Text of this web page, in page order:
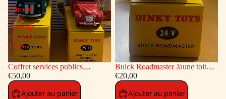
Citroen
2CV
incendie
Dinky
Toys
Coffret services publics
voitures: Peugeot Fourgon
Postal - Citroen 2CV incendie
Dinky Toys
€50,00
Ajouter au panier
Buick Roadmaster Jaune toit
Vert
€20,00
Ajouter au panier